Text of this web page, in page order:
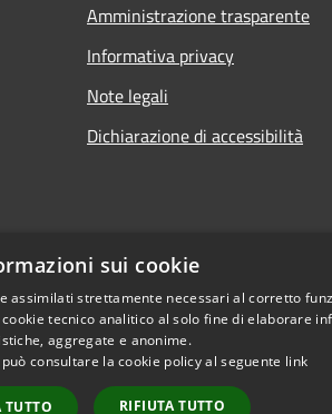
Amministrazione trasparente
Informativa privacy
Note legali
Dichiarazione di accessibilità
sui cookie
assimilati strettamente necessari al corretto
tecnico analitico al solo fine di elaborare
aggregate e anonime.
consultare la cookie policy al seguente link
TUTTO RIFIUTA TUTTO